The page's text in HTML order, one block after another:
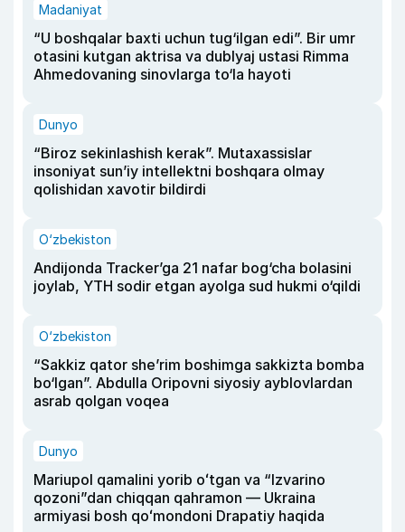
Madaniyat
“U boshqalar baxti uchun tug‘ilgan edi”. Bir umr
otasini kutgan aktrisa va dublyaj ustasi Rimma
Ahmedovaning sinovlarga to‘la hayoti
Dunyo
“Biroz sekinlashish kerak”. Mutaxassislar
insoniyat sun’iy intellektni boshqara olmay
qolishidan xavotir bildirdi
O‘zbekiston
Andijonda Tracker’ga 21 nafar bog‘cha bolasini
joylab, YTH sodir etgan ayolga sud hukmi o‘qildi
O‘zbekiston
“Sakkiz qator she’rim boshimga sakkizta bomba
bo‘lgan”. Abdulla Oripovni siyosiy ayblovlardan
asrab qolgan voqea
Dunyo
Mariupol qamalini yorib oʻtgan va “Izvarino
qozoni”dan chiqqan qahramon — Ukraina
armiyasi bosh qoʻmondoni Drapatiy haqida